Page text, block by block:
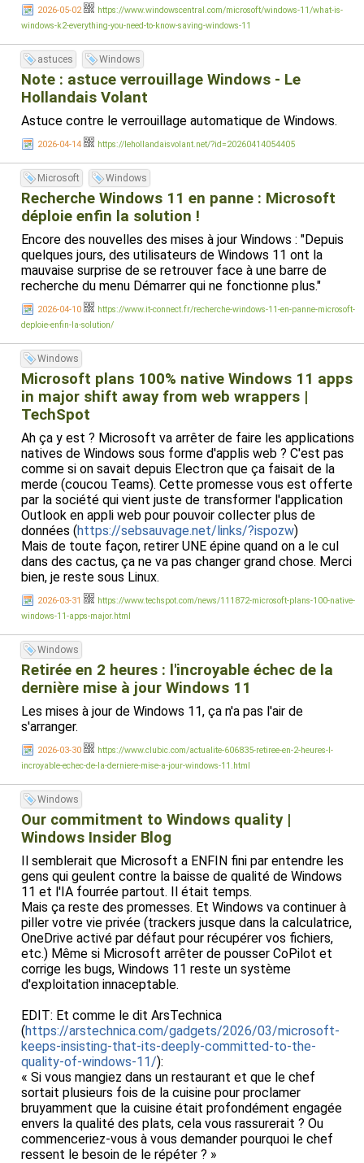
2026-05-02
https://www.windowscentral.com/microsoft/windows-11/what-is-
windows-k2-everything-you-need-to-know-saving-windows-11
astuces Windows
Note : astuce verrouillage Windows - Le
Hollandais Volant
Astuce contre le verrouillage automatique de Windows.
2026-04-14 https://lehollandaisvolant.net/?id=20260414054405
Microsoft Windows
Recherche Windows 11 en panne : Microsoft
déploie enfin la solution !
Encore des nouvelles des mises à jour Windows : "Depuis
quelques jours, des utilisateurs de Windows 11 ont la
mauvaise surprise de se retrouver face à une barre de
recherche du menu Démarrer qui ne fonctionne plus."
2026-04-10
https://www.it-connect.fr/recherche-windows-11-en-panne-microsoft-
deploie-enfin-la-solution/
Windows
Microsoft plans 100% native Windows 11 apps
in major shift away from web wrappers |
TechSpot
Ah ça y est ? Microsoft va arrêter de faire les applications
natives de Windows sous forme d'applis web ? C'est pas
comme si on savait depuis Electron que ça faisait de la
merde (coucou Teams). Cette promesse vous est offerte
par la société qui vient juste de transformer l'application
Outlook en appli web pour pouvoir collecter plus de
données (https://sebsauvage.net/links/?ispozw)
Mais de toute façon, retirer UNE épine quand on a le cul
dans des cactus, ça ne va pas changer grand chose. Merci
bien, je reste sous Linux.
2026-03-31
https://www.techspot.com/news/111872-microsoft-plans-100-native-
windows-11-apps-major.html
Windows
Retirée en 2 heures : l'incroyable échec de la
dernière mise à jour Windows 11
Les mises à jour de Windows 11, ça n'a pas l'air de
s'arranger.
2026-03-30
https://www.clubic.com/actualite-606835-retiree-en-2-heures-l-
incroyable-echec-de-la-derniere-mise-a-jour-windows-11.html
Windows
Our commitment to Windows quality |
Windows Insider Blog
Il semblerait que Microsoft a ENFIN fini par entendre les
gens qui geulent contre la baisse de qualité de Windows
11 et l'IA fourrée partout. Il était temps.
Mais ça reste des promesses. Et Windows va continuer à
piller votre vie privée (trackers jusque dans la calculatrice,
OneDrive activé par défaut pour récupérer vos fichiers,
etc.) Même si Microsoft arrêter de pousser CoPilot et
corrige les bugs, Windows 11 reste un système
d'exploitation innaceptable.
EDIT: Et comme le dit ArsTechnica
(https://arstechnica.com/gadgets/2026/03/microsoft-
keeps-insisting-that-its-deeply-committed-to-the-
quality-of-windows-11/):
« Si vous mangiez dans un restaurant et que le chef
sortait plusieurs fois de la cuisine pour proclamer
bruyamment que la cuisine était profondément engagée
envers la qualité des plats, cela vous rassurerait ? Ou
commenceriez-vous à vous demander pourquoi le chef
ressent le besoin de le répéter ? »